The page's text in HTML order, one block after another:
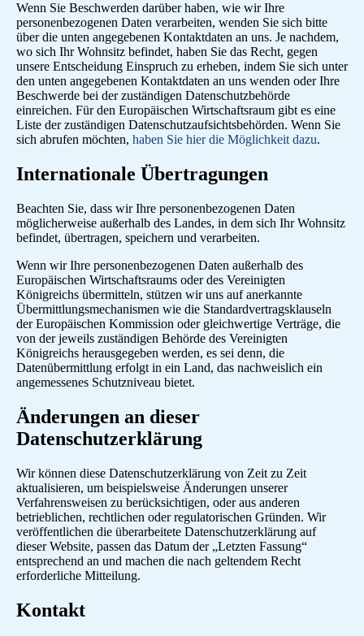
Wenn Sie Beschwerden darüber haben, wie wir Ihre
personenbezogenen Daten verarbeiten, wenden Sie sich bitte
über die unten angegebenen Kontaktdaten an uns. Je nachdem,
wo sich Ihr Wohnsitz befindet, haben Sie das Recht, gegen
unsere Entscheidung Einspruch zu erheben, indem Sie sich unter
den unten angegebenen Kontaktdaten an uns wenden oder Ihre
Beschwerde bei der zuständigen Datenschutzbehörde
einreichen. Für den Europäischen Wirtschaftsraum gibt es eine
Liste der zuständigen Datenschutzaufsichtsbehörden. Wenn Sie
sich abrufen möchten, haben Sie hier die Möglichkeit dazu.
Internationale Übertragungen
Beachten Sie, dass wir Ihre personenbezogenen Daten
möglicherweise außerhalb des Landes, in dem sich Ihr Wohnsitz
befindet, übertragen, speichern und verarbeiten.
Wenn wir Ihre personenbezogenen Daten außerhalb des
Europäischen Wirtschaftsraums oder des Vereinigten
Königreichs übermitteln, stützen wir uns auf anerkannte
Übermittlungsmechanismen wie die Standardvertragsklauseln
der Europäischen Kommission oder gleichwertige Verträge, die
von der jeweils zuständigen Behörde des Vereinigten
Königreichs herausgegeben werden, es sei denn, die
Datenübermittlung erfolgt in ein Land, das nachweislich ein
angemessenes Schutzniveau bietet.
Änderungen an dieser
Datenschutzerklärung
Wir können diese Datenschutzerklärung von Zeit zu Zeit
aktualisieren, um beispielsweise Änderungen unserer
Verfahrensweisen zu berücksichtigen, oder aus anderen
betrieblichen, rechtlichen oder regulatorischen Gründen. Wir
veröffentlichen die überarbeitete Datenschutzerklärung auf
dieser Website, passen das Datum der „Letzten Fassung“
entsprechend an und machen die nach geltendem Recht
erforderliche Mitteilung.
Kontakt